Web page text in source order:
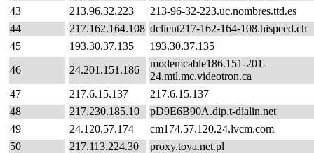
43
213.96.32.223
213-96-32-223.uc.nombres.ttd.es
44
217.162.164.108 dclient217-162-164-108.hispeed.ch
45
193.30.37.135
193.30.37.135
46
24.201.151.186
modemcable186.151-201-
24.mtl.mc.videotron.ca
47
217.6.15.137
217.6.15.137
48
217.230.185.10
pD9E6B90A.dip.t-dialin.net
49
24.120.57.174
cm174.57.120.24.lvcm.com
50
217.113.224.30
proxy.toya.net.pl